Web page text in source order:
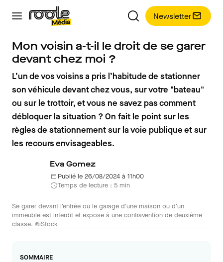
Newsletter
Mon voisin a-t-il le droit de se garer
devant chez moi ?
L’un de vos voisins a pris l’habitude de stationner
son véhicule devant chez vous, sur votre "bateau"
ou sur le trottoir, et vous ne savez pas comment
débloquer la situation ? On fait le point sur les
règles de stationnement sur la voie publique et sur
les recours envisageables.
Eva Gomez
Publié le 26/08/2024 à 11h00
Temps de lecture : 5 min
Se garer devant l'entrée ou le garage d'une maison ou d'un
immeuble est interdit et expose à une contravention de deuxième
classe. ©iStock
SOMMAIRE